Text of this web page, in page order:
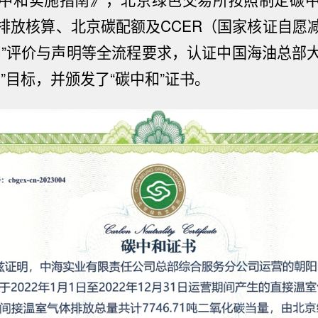
放核算、北京碳配额及CCER（国家核证自愿
评价与声明等全流程要求，认证中国海油总部
标，并颁发了“碳中和”证书。